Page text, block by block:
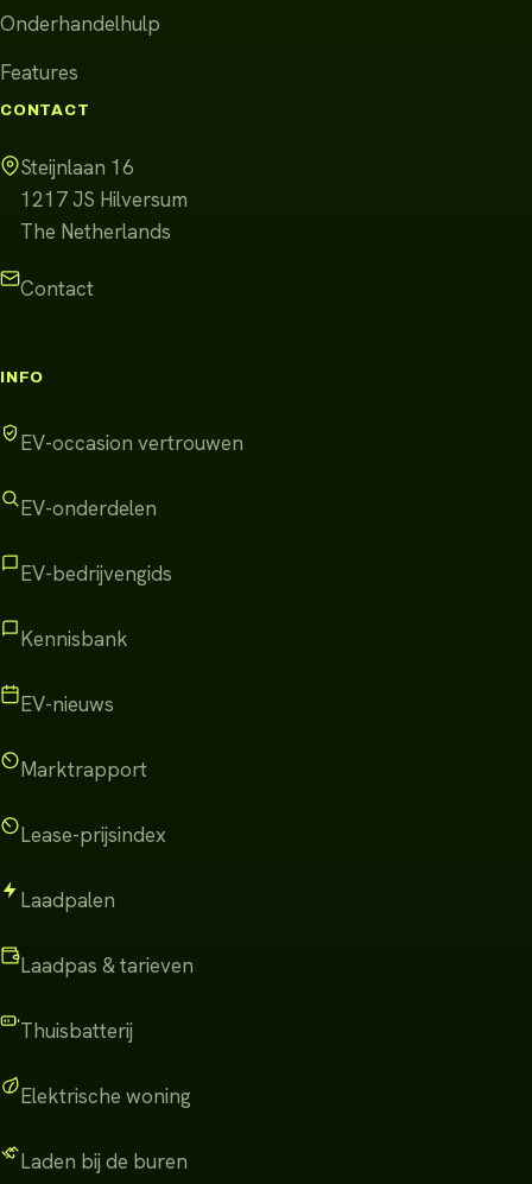
Onderhandelhulp
Features
CONTACT
Steijnlaan 16
1217 JS Hilversum
The Netherlands
Contact
INFO
EV-occasion vertrouwen
EV-onderdelen
EV-bedrijvengids
Kennisbank
EV-nieuws
Marktrapport
Lease-prijsindex
Laadpalen
Laadpas & tarieven
Thuisbatterij
Elektrische woning
Laden bij de buren